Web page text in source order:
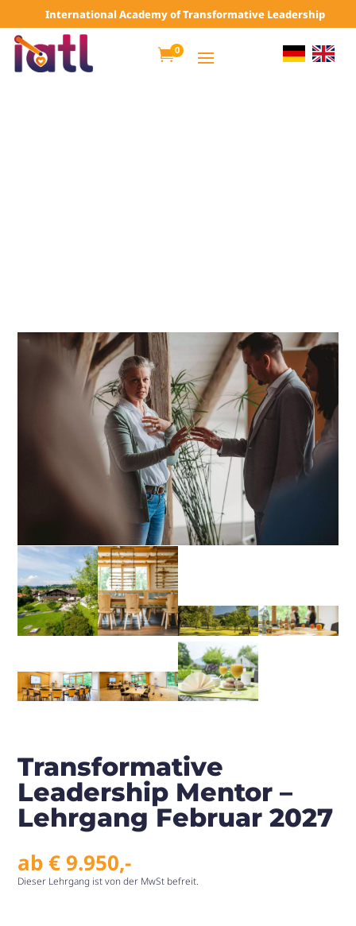
International Academy of Transformative Leadership
0
Transformative
Leadership Mentor –
Lehrgang Februar 2027
ab€9.950,-
Dieser Lehrgang ist von der MwSt befreit.